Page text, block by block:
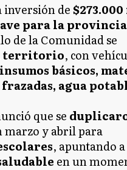
inversión de
para la
de la Comunidad se
territorio, con
insumos básicos,
agua
que se
marzo y abril para
, apuntando
en un